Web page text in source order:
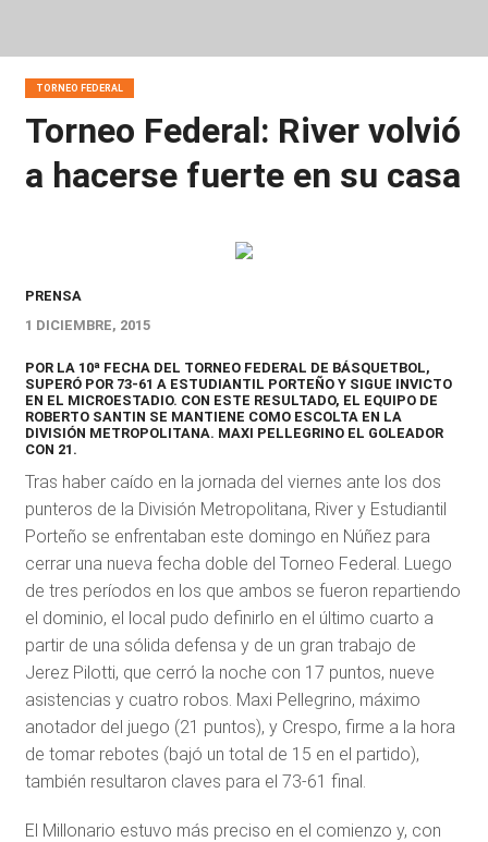
TORNEO FEDERAL
Torneo Federal: River volvió
a hacerse fuerte en su casa
PRENSA
1 DICIEMBRE, 2015
POR LA 10ª FECHA DEL TORNEO FEDERAL DE BÁSQUETBOL,
SUPERÓ POR 73-61 A ESTUDIANTIL PORTEÑO Y SIGUE INVICTO
EN EL MICROESTADIO. CON ESTE RESULTADO, EL EQUIPO DE
ROBERTO SANTIN SE MANTIENE COMO ESCOLTA EN LA
DIVISIÓN METROPOLITANA. MAXI PELLEGRINO EL GOLEADOR
CON 21.
Tras haber caído en la jornada del viernes ante los dos
punteros de la División Metropolitana, River y Estudiantil
Porteño se enfrentaban este domingo en Núñez para
cerrar una nueva fecha doble del Torneo Federal. Luego
de tres períodos en los que ambos se fueron repartiendo
el dominio, el local pudo definirlo en el último cuarto a
partir de una sólida defensa y de un gran trabajo de
Jerez Pilotti, que cerró la noche con 17 puntos, nueve
asistencias y cuatro robos. Maxi Pellegrino, máximo
anotador del juego (21 puntos), y Crespo, firme a la hora
de tomar rebotes (bajó un total de 15 en el partido),
también resultaron claves para el 73-61 final.
El Millonario estuvo más preciso en el comienzo y, con